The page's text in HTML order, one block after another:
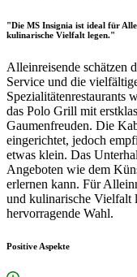
"Die MS Insignia ist ideal für
kulinarische Vielfalt legen."
Alleinreisende schätzen
Service und die
Spezialitätenrestaurants
das Polo Grill mit
Gaumenfreuden. Die
eingerichtet, jedoch
etwas klein. Das
Angeboten wie dem
erlernen kann. Für
und kulinarische Vielfalt
hervorragende Wahl.
Positive Aspekte